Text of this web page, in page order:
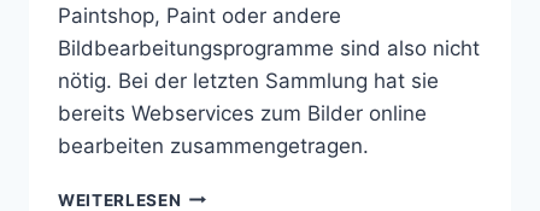
Paintshop, Paint oder andere
Bildbearbeitungsprogramme sind also nicht
nötig. Bei der letzten Sammlung hat sie
bereits Webservices zum Bilder online
bearbeiten zusammengetragen.
WEITERLESEN BILDER